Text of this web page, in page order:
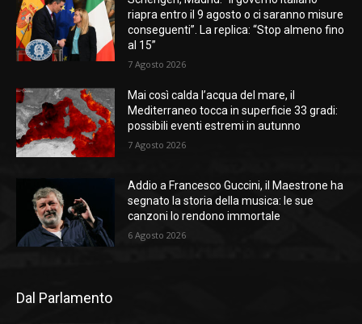
riapra entro il 9 agosto o ci saranno misure
conseguenti”. La replica: “Stop almeno fino
al 15”
7 Agosto 2026
Mai così calda l’acqua del mare, il
Mediterraneo tocca in superficie 33 gradi:
possibili eventi estremi in autunno
7 Agosto 2026
Addio a Francesco Guccini, il Maestrone ha
segnato la storia della musica: le sue
canzoni lo rendono immortale
6 Agosto 2026
Dal Parlamento